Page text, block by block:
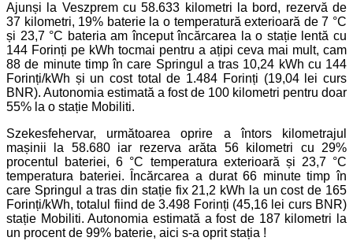
Ajunși la Veszprem cu 58.633 kilometri la bord, rezervă de
37 kilometri, 19% baterie la o temperatură exterioară de 7 °C
și 23,7 °C bateria am început încărcarea la o stație lentă cu
144 Forinți pe kWh tocmai pentru a ațipi ceva mai mult, cam
88 de minute timp în care Springul a tras 10,24 kWh cu 144
Forinți/kWh și un cost total de 1.484 Forinți (19,04 lei curs
BNR). Autonomia estimată a fost de 100 kilometri pentru doar
55% la o stație Mobiliti.
Szekesfehervar, următoarea oprire a întors kilometrajul
mașinii la 58.680 iar rezerva arăta 56 kilometri cu 29%
procentul bateriei, 6 °C temperatura exterioară și 23,7 °C
temperatura bateriei. Încărcarea a durat 66 minute timp în
care Springul a tras din stație fix 21,2 kWh la un cost de 165
Forinți/kWh, totalul fiind de 3.498 Forinți (45,16 lei curs BNR)
stație Mobiliti. Autonomia estimată a fost de 187 kilometri la
un procent de 99% baterie, aici s-a oprit stația !